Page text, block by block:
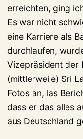
erreichten, ging
Es war nicht
eine Karriere als
durchlaufen,
Vizepräsident der
(mittlerweile) Sri
Fotos an, las
dass er das alles
aus Deutschland